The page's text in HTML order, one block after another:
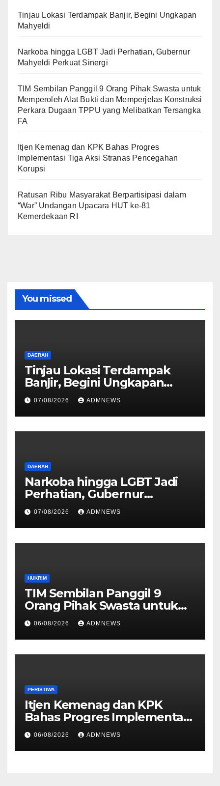
Tinjau Lokasi Terdampak Banjir, Begini Ungkapan
Mahyeldi
Narkoba hingga LGBT Jadi Perhatian, Gubernur
Mahyeldi Perkuat Sinergi
TIM Sembilan Panggil 9 Orang Pihak Swasta untuk
Memperoleh Alat Bukti dan Memperjelas Konstruksi
Perkara Dugaan TPPU yang Melibatkan Tersangka
FA
Itjen Kemenag dan KPK Bahas Progres
Implementasi Tiga Aksi Stranas Pencegahan
Korupsi
Ratusan Ribu Masyarakat Berpartisipasi dalam
“War” Undangan Upacara HUT ke-81
Kemerdekaan RI
You missed
DAERAH
Tinjau Lokasi Terdampak
Banjir, Begini Ungkapan
Mahyeldi
07/08/2026 ADMNEWS
DAERAH
Narkoba hingga LGBT Jadi
Perhatian, Gubernur
Mahyeldi Perkuat Sinergi
07/08/2026 ADMNEWS
HUKRIM
TIM Sembilan Panggil 9
Orang Pihak Swasta untuk
Memperoleh Alat Bukti dan
Memperjelas Konstruksi
Perkara Dugaan TPPU yang
Melibatkan Tersangka FA
06/08/2026 ADMNEWS
PERISTIWA
Itjen Kemenag dan KPK
Bahas Progres Implementasi
Tiga Aksi Stranas
Pencegahan Korupsi
06/08/2026 ADMNEWS